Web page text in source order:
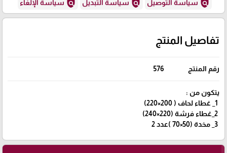
policy سياسة التوصيل policy سياسة التبديل policy سياسة الإلغاء
تفاصيل المنتج
رقم المنتج 576
يتكون من :